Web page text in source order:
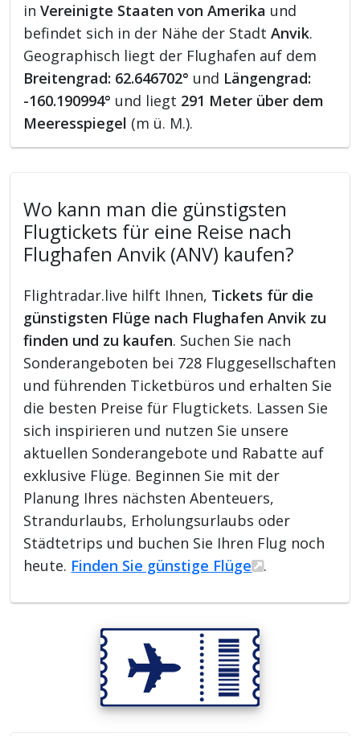
inVereinigte Staaten von Amerika und
befindet sich in der Nähe der StadtAnvik.
Geographisch liegt der Flughafen auf dem
Breitengrad: 62.646702° und Längengrad:
-160.190994° und liegt 291 Meter über dem
Meeresspiegel (m ü. M.).
Wo kann man die günstigsten
Flugtickets für eine Reise nach
Flughafen Anvik (ANV) kaufen?
Flightradar.live hilft Ihnen, Tickets für die
günstigsten Flüge nach Flughafen Anvik zu
finden und zu kaufen. Suchen Sie nach
Sonderangeboten bei 728 Fluggesellschaften
und führenden Ticketbüros und erhalten Sie
die besten Preise für Flugtickets. Lassen Sie
sich inspirieren und nutzen Sie unsere
aktuellen Sonderangebote und Rabatte auf
exklusive Flüge. Beginnen Sie mit der
Planung Ihres nächsten Abenteuers,
Strandurlaubs, Erholungsurlaubs oder
Städtetrips und buchen Sie Ihren Flug noch
heute. Finden Sie günstige Flüge .